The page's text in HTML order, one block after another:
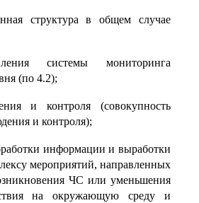
структура в общем случае
системы мониторинга
(по 4.2);
и контроля (совокупность
и контроля);
информации и выработки
мероприятий, направленных
ЧС или уменьшения
на окружающую среду и